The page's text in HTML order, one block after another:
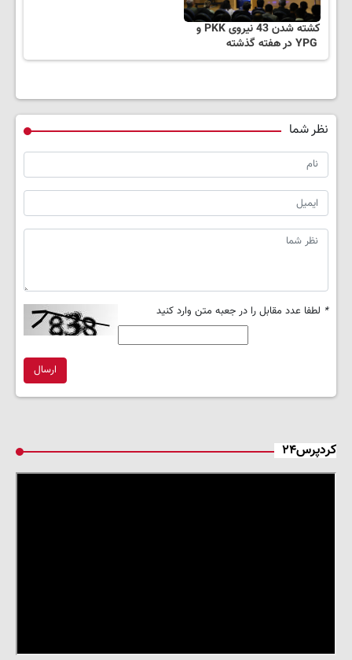
کشته شدن 43 نیروی PKK و
نظر شما
* لطفا عدد مقابل را در جعبه متن وارد کنید
ارسال
کردپرس۲۴